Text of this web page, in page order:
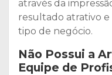
através da
resultado atrativo
tipo de negócio.
Não Possui a
Equipe de